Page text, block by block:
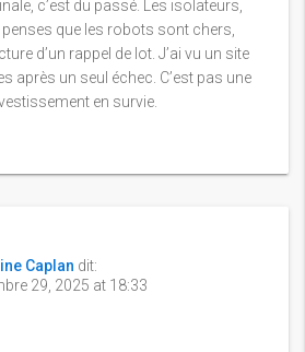
c’est du passé. Les isolateurs,
penses que les robots sont chers,
d’un rappel de lot. J’ai vu un site
après un seul échec. C’est pas une
en survie.
Caplan dit:
29, 2025 at 18:33